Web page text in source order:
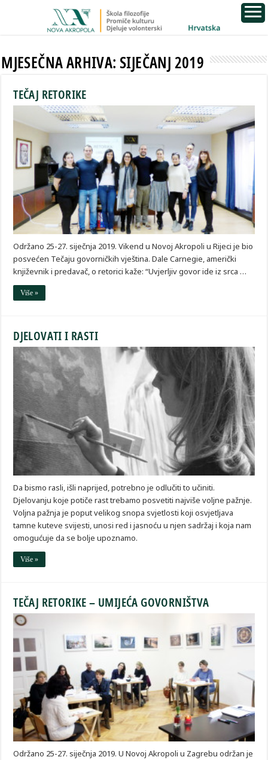
MJESEČNA ARHIVA:SIJEČANJ 2019
TEČAJ RETORIKE
Održano 25-27. siječnja 2019. Vikend u Novoj Akropoli u Rijeci je bio
posvećen Tečaju govorničkih vještina. Dale Carnegie, američki
književnik i predavač, o retorici kaže: “Uvjerljiv govor ide iz srca …
Više »
DJELOVATI I RASTI
Da bismo rasli, išli naprijed, potrebno je odlučiti to učiniti.
Djelovanju koje potiče rast trebamo posvetiti najviše voljne pažnje.
Voljna pažnja je poput velikog snopa svjetlosti koji osvjetljava
tamne kuteve svijesti, unosi red i jasnoću u njen sadržaj i koja nam
omogućuje da se bolje upoznamo.
Više »
TEČAJ RETORIKE – UMIJEĆA GOVORNIŠTVA
Održano 25-27. siječnja 2019. U Novoj Akropoli u Zagrebu održan je